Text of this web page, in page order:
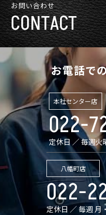
お問い合わせ
CONTACT
お電話で
本社センター店
022-
定休日 ／ 毎週火
八幡町店
022-
定休日 ／ 毎週 月